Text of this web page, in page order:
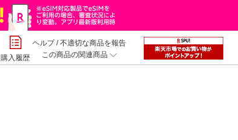
購入履歴
ヘルプ/不適切な商品を報告
この商品の関連商品